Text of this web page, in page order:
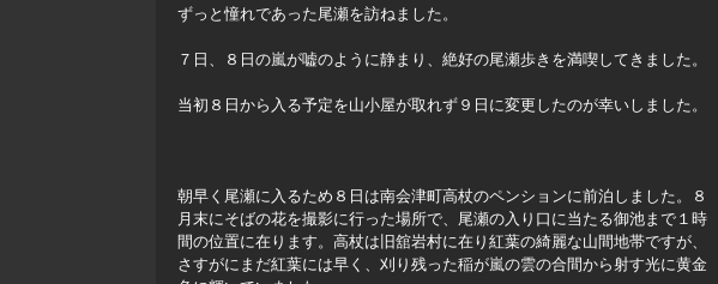
ずっと憧れであった尾瀬を訪ねました。
７日、８日の嵐が嘘のように静まり、絶好の尾瀬歩きを満喫してきました。
当初８日から入る予定を山小屋が取れず９日に変更したのが幸いしました。
朝早く尾瀬に入るため８日は南会津町高杖のペンションに前泊しました。８
月末にそばの花を撮影に行った場所で、尾瀬の入り口に当たる御池まで１時
間の位置に在ります。高杖は旧舘岩村に在り紅葉の綺麗な山間地帯ですが、
さすがにまだ紅葉には早く、刈り残った稲が嵐の雲の合間から射す光に黄金